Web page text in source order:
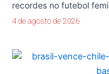
recordes no futebol
4 de agosto de 2026